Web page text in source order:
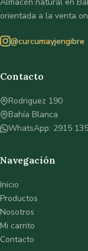
orientada a la venta
@curcumayjengibre
Contacto
Rodriguez 190
Bahía Blanca
WhatsApp: 2915
Navegación
Inicio
Productos
Nosotros
Mi carrito
Contacto